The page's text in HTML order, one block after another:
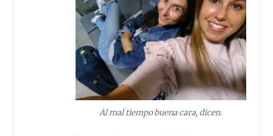
Al mal tiempo buena cara, dicen.